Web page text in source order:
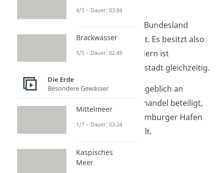
Wie auch Berlin ist das Bundesland
Hamburgein Stadtstaat. Es besitzt also
keine Hauptstadt, sondern ist
Bundesland und Hauptstadt gleichzeitig.
Die Hansestadt ist maßgeblich an
Deutschlands Überseehandel beteiligt,
bei dem der schöne Hamburger Hafen
eine wichtige Rolle spielt.
4/5 – Dauer: 03:04
Brackwasser
5/5 – Dauer: 02:49
Die Erde
Besondere Gewässer
Mittelmeer
1/7 – Dauer: 03:24
Kaspisches
Meer